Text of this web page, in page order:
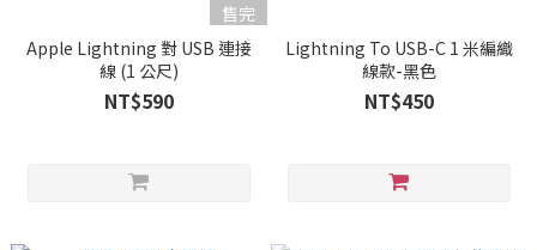
售完
Apple Lightning 對 USB 連接
線 (1 公尺)
NT$590
Lightning To USB-C 1 米編織
線款-黑色
NT$450